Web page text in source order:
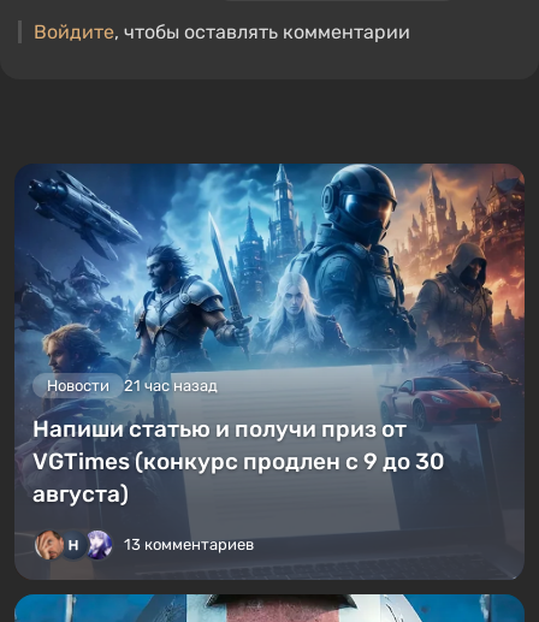
Войдите, чтобы оставлять комментарии
Новости 21 час назад
Напиши статью и получи приз от
VGTimes (конкурс продлен с 9 до 30
августа)
13 комментариев